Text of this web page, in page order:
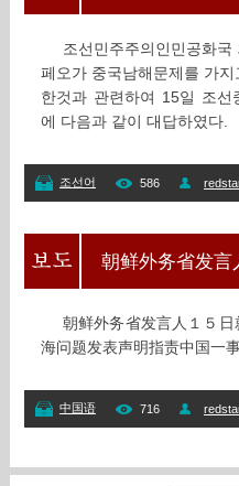
조선민주주의인민공화
페오가 중국남해문제를 가
한것과 관련하여 15일 조선
에 다음과 같이 대답하였다.
조선어 586
朝鲜外务省发言
朝鲜外务省发言人１５
海问题发表声明指责中国一
中国语 716